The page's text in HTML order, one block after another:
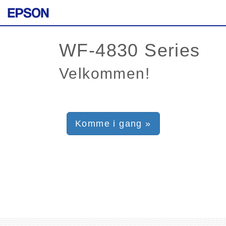
Velkommen!
Komme i gang »